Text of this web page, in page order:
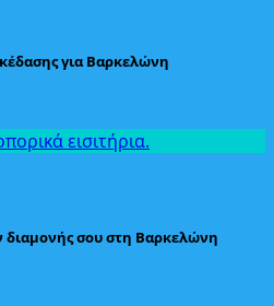
για Βαρκελώνη
διαμονής σου στη Βαρκελώνη